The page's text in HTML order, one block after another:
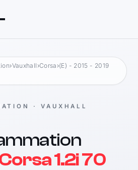
›Vauxhall ›Corsa ›(E) - 2015 - 2019
· VAUXHALL
1.2i 70